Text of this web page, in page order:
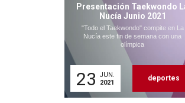
Presentación Taekwondo
Nucía Junio 2021
"Todo el Taekwondo" compite en La
Nucía este fin de semana con una
olímpica
23
JUN.
2021
deportes